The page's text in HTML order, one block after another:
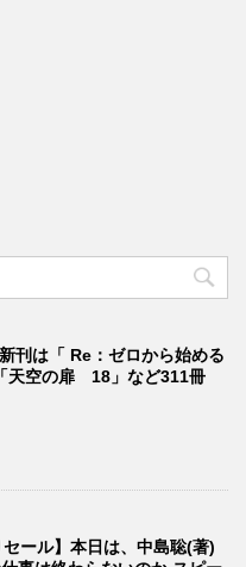
刊は「 Re：ゼロから始める
天空の扉 18」など311冊
ール】本日は、中島聡(著)